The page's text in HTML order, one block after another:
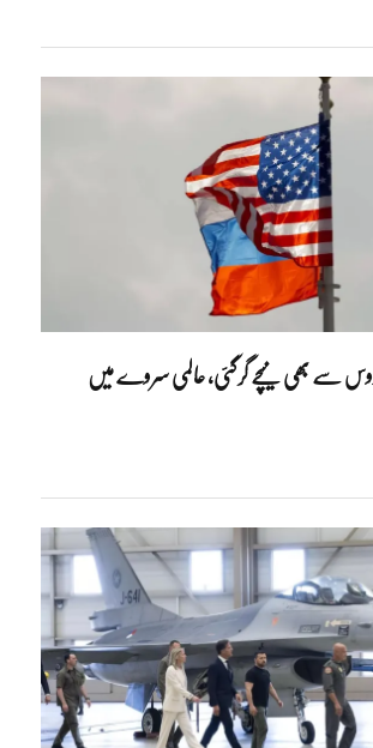
روس سے بھی نیچے گرگئی، عالمی سروے میں